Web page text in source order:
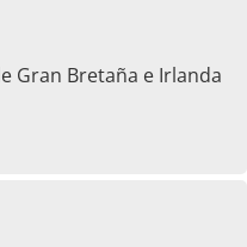
Gran Bretaña e Irlanda